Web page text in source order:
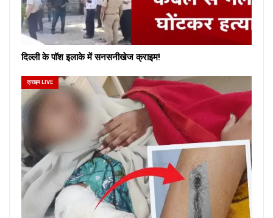
दिल्ली के पॉश इलाके में सनसनीखेज क्राइम!
क्राइम LIVE